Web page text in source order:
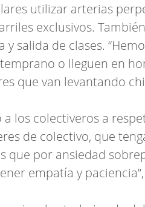
utilizar arterias
exclusivos.
y salida de clases.
o lleguen en
que van levantando
los colectiveros a
de colectivo, que
que por ansiedad
empatía y